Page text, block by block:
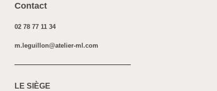
Contact
02 78 77 11 34
m.leguillon@atelier-ml.com
LE SI ÈGE